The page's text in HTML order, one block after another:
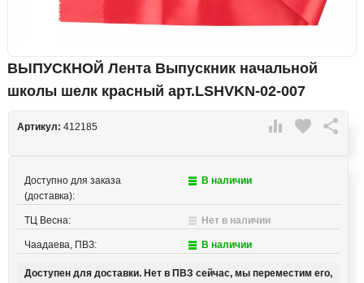
ВЫПУСКНОЙ Лентa Выпускник начальной
школы шелк красный арт.LSHVKN-02-007
 favorite 
Артикул: 412185
Доступно для заказа
(доставка):
В наличии
ТЦ Весна: Нет в наличии
Чаадаева, ПВЗ: В наличии
Доступен для доставки. Нет в ПВЗ сейчас, мы переместим его,